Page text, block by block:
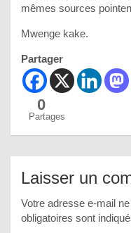
mêmes sources
Mwenge kake.
Partager
0
Partages
Laisser un
Votre adresse e-mail
obligatoires sont